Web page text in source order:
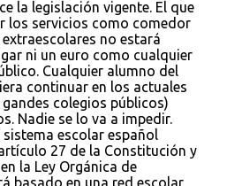
la legislación vigente. El que
los servicios como comedor
no estará
ni un euro como cualquier
Cualquier alumno del
continuar en los actuales
colegios públicos)
Nadie se lo va a impedir.
sistema escolar español
27 de la Constitución y
la Ley Orgánica de
basado en una red escolar